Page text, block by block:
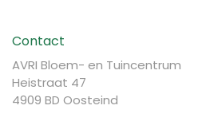
Contact
AVRI Bloem- en Tuincentrum
Heistraat 47
4909 BD Oosteind